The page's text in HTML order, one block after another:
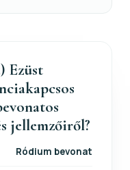
Ezüst
jellemzőiről?
Ródium bevonat